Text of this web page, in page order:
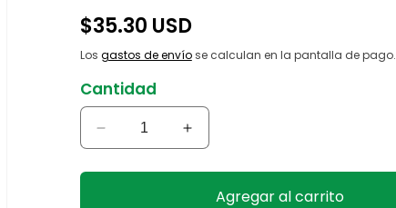
Precio
$35.30 USD
Los gastos de envíose calculan en la pantalla de pago.
Cantidad
Reducir
cantidad
para
Aumentar
cantidad
para
Sustrato
Agregar al carrito